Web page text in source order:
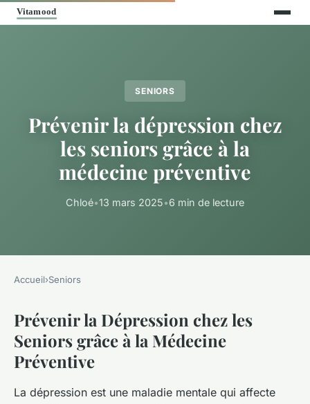
SENIORS
Prévenir la dépression chez
les seniors grâce à la
médecine préventive
Chloé•13 mars 2025•6 min de lecture
Accueil›Seniors
Prévenir la Dépression chez les
Seniors grâce à la Médecine
Préventive
La dépression est une maladie mentale qui affecte